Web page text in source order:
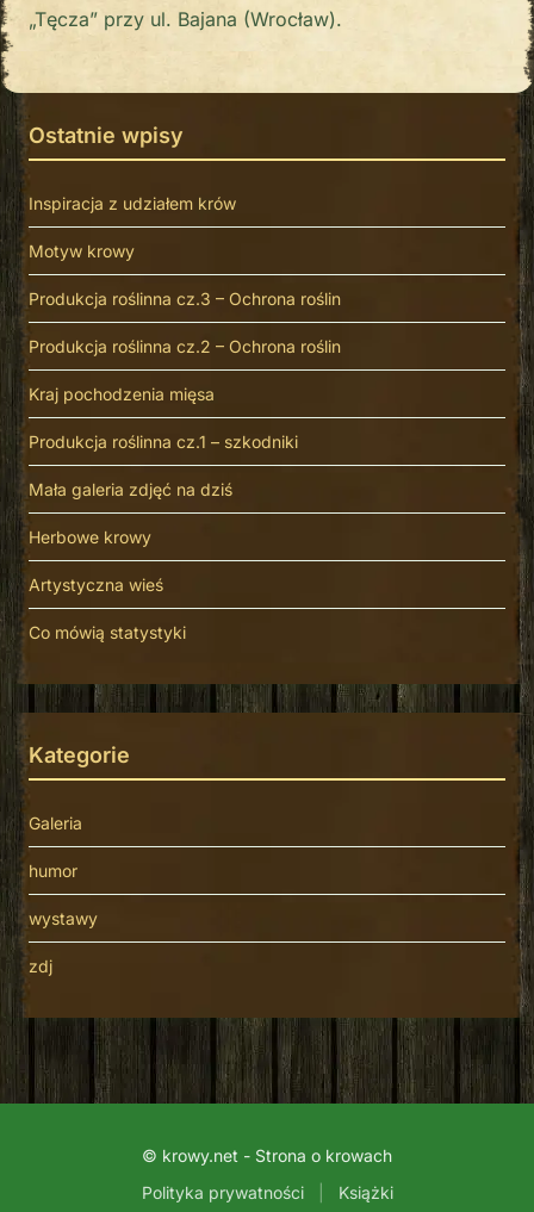
„Tęcza” przy ul. Bajana (Wrocław).
Ostatnie wpisy
Inspiracja z udziałem krów
Motyw krowy
Produkcja roślinna cz.3 – Ochrona roślin
Produkcja roślinna cz.2 – Ochrona roślin
Kraj pochodzenia mięsa
Produkcja roślinna cz.1 – szkodniki
Mała galeria zdjęć na dziś
Herbowe krowy
Artystyczna wieś
Co mówią statystyki
Kategorie
Galeria
humor
wystawy
zdj
© krowy.net - Strona o krowach
Polityka prywatności
Książki